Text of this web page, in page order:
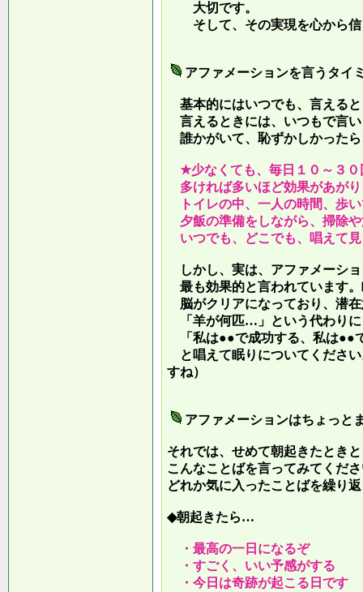
大切です。
そして、その実現を心から信
アファメーションを言うタイ
基本的にはいつでも、言える
言えるときには、いつもで言
誰かがいて、恥ずかしかった
★少なくても、毎日１０～３０
多ければ多いほど効果があが
トイレの中、一人の時間、歩
夕飯の準備をしながら、掃除
いつでも、どこでも、唱えて
しかし、実は、アファメーシ
最も効果的と言われています
脳がクリアになっており、潜
「羊が何匹…」という代わりに
「私は●●で成功する、私は●●
と唱えて眠りについてくださ
すね）
アファメーションはちょっと
それでは、せめて朝起きたとき
こんなことばを言ってみてくだ
どれか気に入ったことばを繰り
◆朝起きたら…
・最高の一日になるぞ
・すごく、いい予感がする
・今日は奇跡が起こる日です